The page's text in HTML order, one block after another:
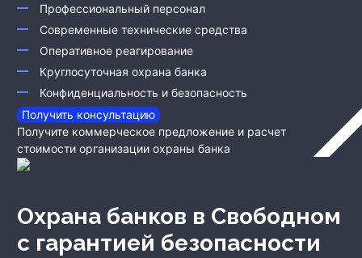
Профессиональный персонал
Современные технические средства
Оперативное реагирование
Круглосуточная охрана банка
Конфиденциальность и безопасность
Получить консультацию
Получите коммерческое предложение и расчет
стоимости организации охраны банка
Охрана банков в Свободном
с гарантией безопасности